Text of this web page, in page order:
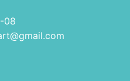
08